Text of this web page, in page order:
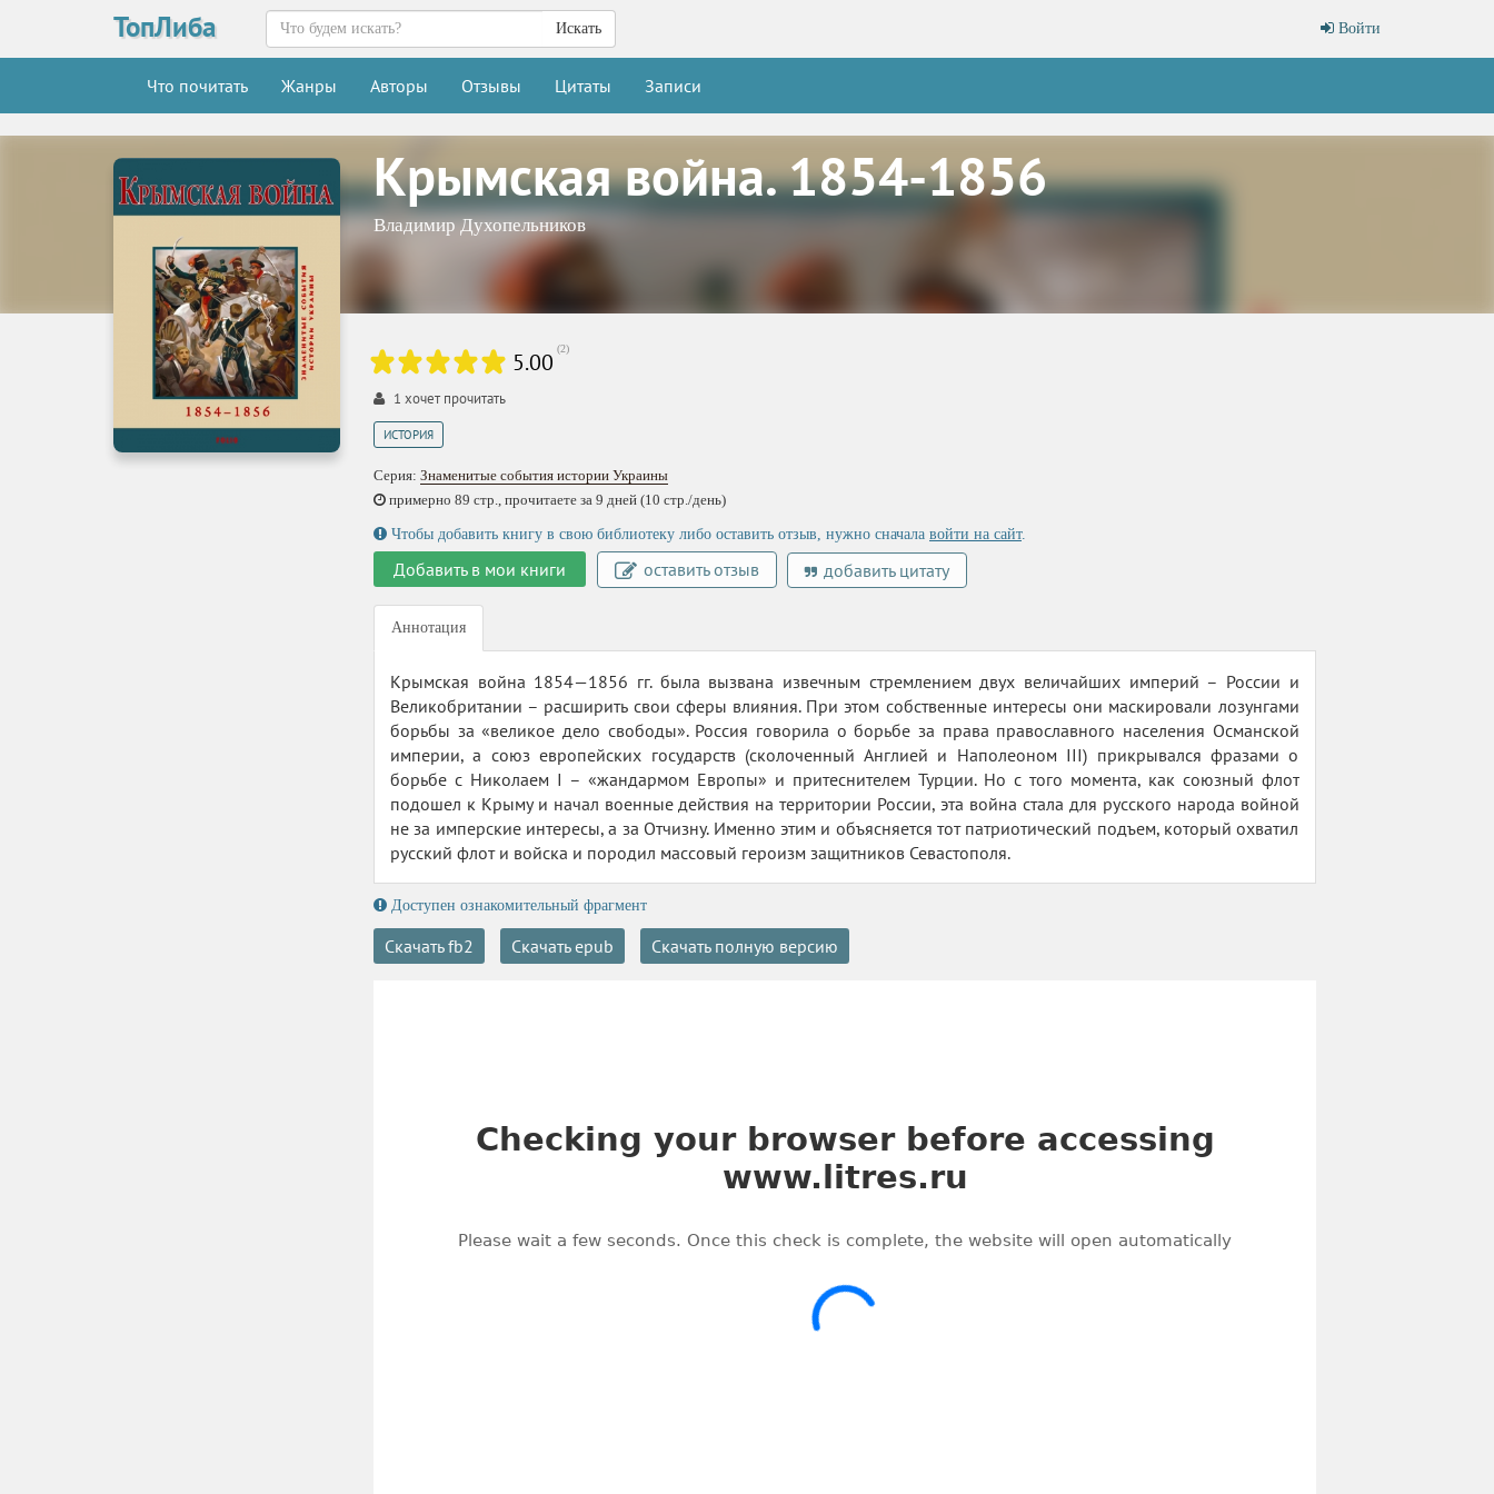
ТопЛиба Войти
Искать
Что почитать Жанры Авторы Отзывы Цитаты Записи
Крымская война. 1854-1856
Владимир Духопельников
5.00 (2)
1 хочет прочитать
ИСТОРИЯ
Серия: Знаменитые события истории Украины
примерно 89 стр., прочитаете за 9 дней (10 стр./день)
Чтобы добавить книгу в свою библиотеку либо оставить отзыв, нужно сначала войти на сайт.
Добавить в мои книги оставить отзыв добавить цитату
Аннотация
Крымская война 1854—1856 гг. была вызвана извечным стремлением двух величайших империй – России и
Великобритании – расширить свои сферы влияния. При этом собственные интересы они маскировали лозунгами
борьбы за «великое дело свободы». Россия говорила о борьбе за права православного населения Османской
империи, а союз европейских государств (сколоченный Англией и Наполеоном ІІІ) прикрывался фразами о
борьбе с Николаем І – «жандармом Европы» и притеснителем Турции. Но с того момента, как союзный флот
подошел к Крыму и начал военные действия на территории России, эта война стала для русского народа войной
не за имперские интересы, а за Отчизну. Именно этим и объясняется тот патриотический подъем, который охватил
русский флот и войска и породил массовый героизм защитников Севастополя.
Доступен ознакомительный фрагмент
Скачать fb2 Скачать epub Скачать полную версию